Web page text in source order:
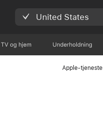
United States
TV og hjem Underholdning
Apple-